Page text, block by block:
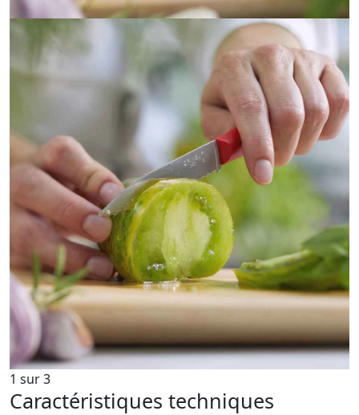
1 sur3
Caractéristiques techniques